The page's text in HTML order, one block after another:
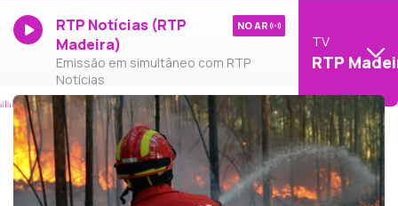
RTP Notícias (RTP
Madeira)
Emissão em simultâneo com RTP
Notícias
NO AR
TV
RTP